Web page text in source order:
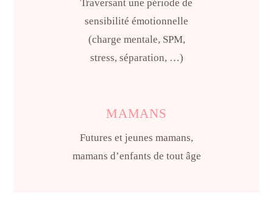
Traversant une période de
sensibilité émotionnelle
(charge mentale, SPM,
stress, séparation, …)
MAMANS
Futures et jeunes mamans,
mamans d’enfants de tout âge